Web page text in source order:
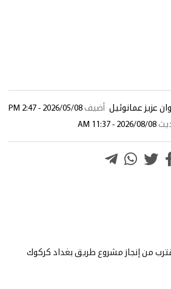
عمانوئيل أضيف 2026/05/08 - 2:47 PM
2026/08/08 -
إنجاز مشروع طريق بغداد كركوك